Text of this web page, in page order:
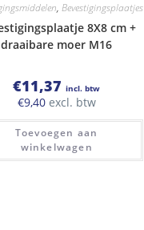
, Bevestigingsplaatjes
8X8 cm +
draaibare moer M16
€11,37 incl. btw
€9,40excl. btw
Toevoegen aan
winkelwagen